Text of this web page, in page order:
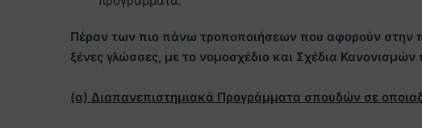
Πέραν των πιο πάνω τροποποιήσεων που αφορούν
ξένες γλώσσες, με το νομοσχέδιο και Σχέδια
(α) Διαπανεπιστημιακά Προγράμματα σπουδών σε